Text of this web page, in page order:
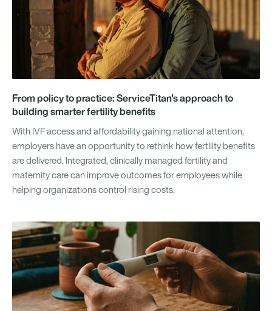
From policy to practice: ServiceTitan's approach to
building smarter fertility benefits
With IVF access and affordability gaining national attention,
employers have an opportunity to rethink how fertility benefits
are delivered. Integrated, clinically managed fertility and
maternity care can improve outcomes for employees while
helping organizations control rising costs.